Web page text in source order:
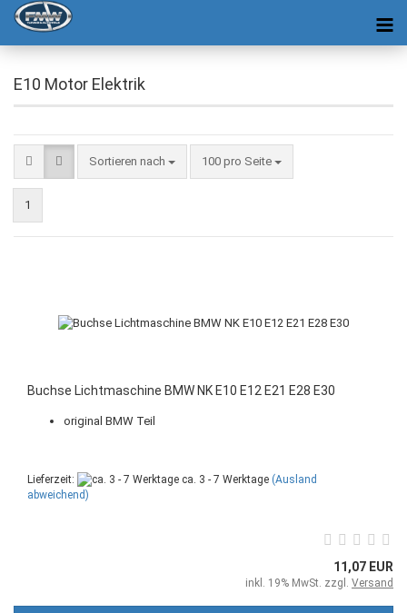
E10 Motor Elektrik
Sortieren nach 100 pro Seite
1
Buchse Lichtmaschine BMW NK E10 E12 E21 E28 E30
original BMW Teil
Lieferzeit: ca. 3 - 7 Werktage (Ausland
abweichend)
11,07 EUR
inkl. 19% MwSt. zzgl. Versand